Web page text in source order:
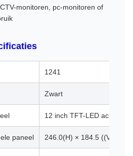
monitoren, pc-monitoren of
1241
Zwart
12 inch TFT-LED
paneel 246.0(H) × 184.5 ((V)